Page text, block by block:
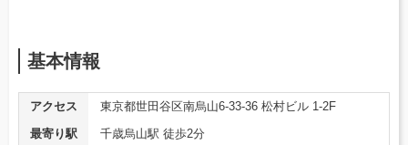
基本情報
アクセス
東京都世田谷区南烏山6-33-36 松村ビル 1-2F
最寄り駅
千歳烏山駅 徒歩2分